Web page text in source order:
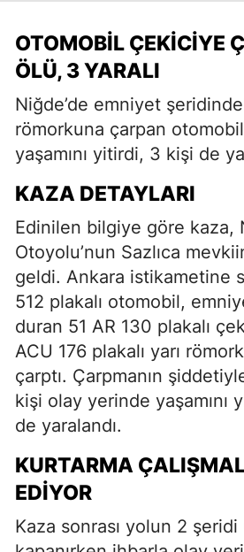
OTOMOBIL ÇEKICIYE
ÖLÜ, 3 YARALI
Niğde’de emniyet
römorkuna çarpan
yaşamını yitirdi, 3 kişi de
KAZA DETAYLARI
Edinilen bilgiye göre kaza,
Otoyolu’nun Sazlıca
geldi. Ankara istikametine
512 plakalı otomobil,
duran 51 AR 130 plakalı
ACU 176 plakalı yarı
çarptı. Çarpmanın
kişi olay yerinde yaşamını
de yaralandı.
KURTARMA
EDIYOR
Kaza sonrası yolun 2 şeridi